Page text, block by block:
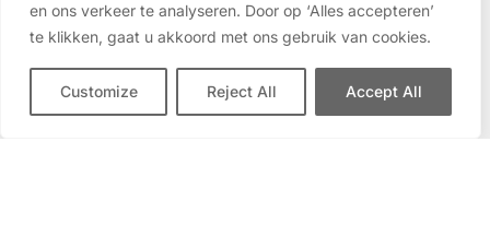
en ons verkeer te analyseren. Door op ‘Alles accepteren’
te klikken, gaat u akkoord met ons gebruik van cookies.
Customize Reject All Accept All
Underdogs Academy